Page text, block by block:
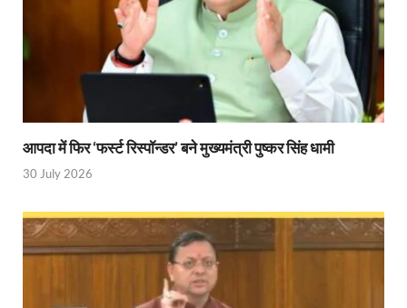
सीएम धामी हरिद्वार में एक्शन मोड में – चौपाल में सुनी
UP Budget 2026- 27: योगी सरकार का सेफ्टी,
Bullet Train Project: मुंबई-अहमदाबाद बुलेट ट्रेन
Vande Bharat Express Train: वंदे भारत जैसी सेमी-हाई
Guskhor Pandit: घूसखोर पंडत’ फिल्म के निर्देशक व
Union Budget Update: केंद्रीय बजट उत्तर प्रदेश के
Job Scheme For Youth: धामी सरकार ने प्रति माह
आपदा में फिर ‘फर्स्ट रिस्पॉन्डर’ बने मुख्यमंत्री पुष्कर सिंह धामी
30 July 2026